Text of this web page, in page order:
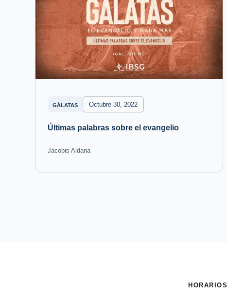
GÁLATAS Octubre 30, 2022
Últimas palabras sobre el evangelio
Jacobis Aldana
HORARIOS